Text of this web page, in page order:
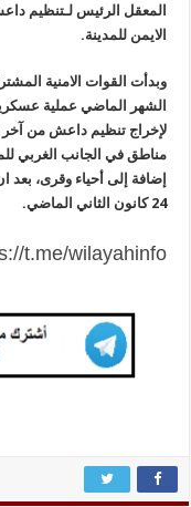
المعقل الرئيس لـتنظيم
الايمن للمدينة.
الشهر الماضي عملية
لإخراج تنظيم داعش من آخر
مناطق في الجانب الغربي
إضافة إلى أحياء وقرى، بعد
24 كانون الثاني الماضي.
t.me/wilayahinfo